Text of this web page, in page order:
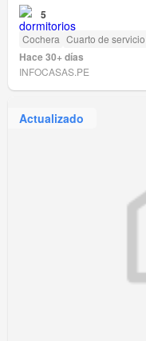
5
Cochera Cuarto de servicio
Hace 30+ días
INFOCASAS.PE
Actualizado